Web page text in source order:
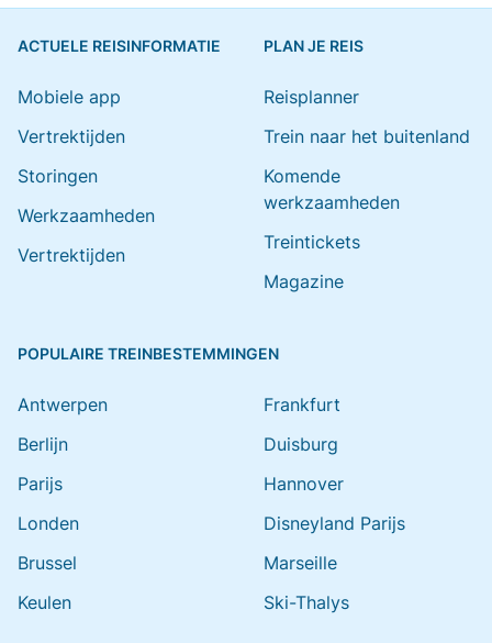
ACTUELE REISINFORMATIE
Mobiele app
Vertrektijden
Storingen
Werkzaamheden
Vertrektijden
PLAN JE REIS
Reisplanner
Trein naar het buitenland
Komende
werkzaamheden
Treintickets
Magazine
POPULAIRE TREINBESTEMMINGEN
Antwerpen
Berlijn
Parijs
Londen
Brussel
Keulen
Frankfurt
Duisburg
Hannover
Disneyland Parijs
Marseille
Ski-Thalys